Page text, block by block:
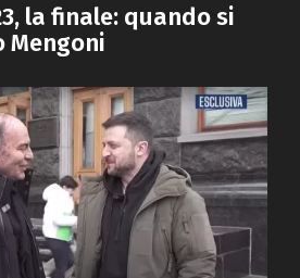
la finale: quando si
Mengoni